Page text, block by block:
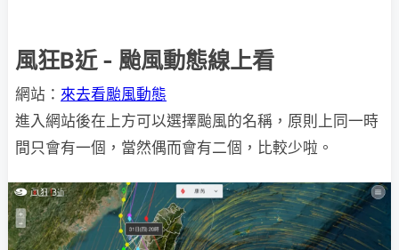
風狂B近 - 颱風動態線上看
網站： 來去看颱風動態
進入網站後在上方可以選擇颱風的名稱，原則上同一時
間只會有一個，當然偶而會有二個，比較少啦。